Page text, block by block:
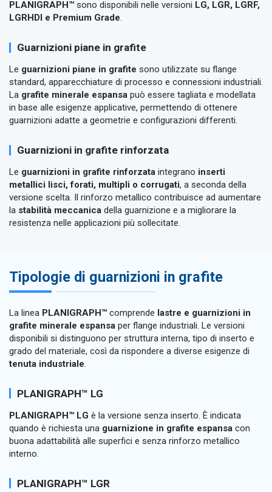
PLANIGRAPH™ sono disponibili nelle versioni LG, LGR, LGRF,
LGRHDI e Premium Grade.
Guarnizioni piane in grafite
Le guarnizioni piane in grafite sono utilizzate su flange
standard, apparecchiature di processo e connessioni industriali.
La grafite minerale espansa può essere tagliata e modellata
in base alle esigenze applicative, permettendo di ottenere
guarnizioni adatte a geometrie e configurazioni differenti.
Guarnizioni in grafite rinforzata
Le guarnizioni in grafite rinforzata integrano inserti
metallici lisci, forati, multipli o corrugati, a seconda della
versione scelta. Il rinforzo metallico contribuisce ad aumentare
la stabilità meccanica della guarnizione e a migliorare la
resistenza nelle applicazioni più sollecitate.
Tipologie di guarnizioni in grafite
La linea PLANIGRAPH™ comprende lastre e guarnizioni in
grafite minerale espansa per flange industriali. Le versioni
disponibili si distinguono per struttura interna, tipo di inserto e
grado del materiale, così da rispondere a diverse esigenze di
tenuta industriale.
PLANIGRAPH™ LG
PLANIGRAPH™ LG è la versione senza inserto. È indicata
quando è richiesta una guarnizione in grafite espansa con
buona adattabilità alle superfici e senza rinforzo metallico
interno.
PLANIGRAPH™ LGR